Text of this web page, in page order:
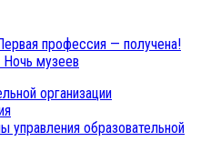
профессия — получена!
Ночь музеев
организации
управления образовательной